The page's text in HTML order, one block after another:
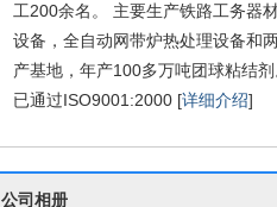
工200余名。 主要生产铁路工务器
设备，全自动网带炉热处理设备和
产基地，年产100多万吨团球粘结
已通过ISO9001:2000 [详细介绍]
公司相册